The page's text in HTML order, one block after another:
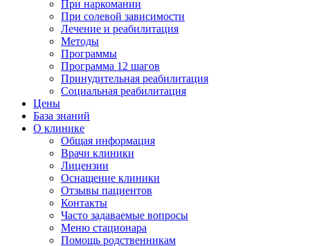
При наркомании
При солевой зависимости
Лечение и реабилитация
Методы
Программы
Программа 12 шагов
Принудительная реабилитация
Социальная реабилитация
Цены
База знаний
О клинике
Общая информация
Врачи клиники
Лицензии
Оснащение клиники
Отзывы пациентов
Контакты
Часто задаваемые вопросы
Меню стационара
Помощь родственникам